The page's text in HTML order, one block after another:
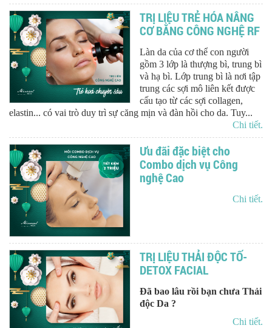
TRỊ LIỆU TRẺ HÓA NÂNG
CƠ BẰNG CÔNG NGHỆ RF
Làn da của cơ thể con người
gồm 3 lớp là thượng bì, trung bì
và hạ bì. Lớp trung bì là nơi tập
trung các sợi mô liên kết được
cấu tạo từ các sợi collagen,
elastin... có vai trò duy trì sự căng mịn và đàn hồi cho da. Tuy...
Chi tiết.
Ưu đãi đặc biệt cho
Combo dịch vụ Công
nghệ Cao
Chi tiết.
TRỊ LIỆU THẢI ĐỘC TỐ-
DETOX FACIAL
Đã bao lâu rồi bạn chưa Thải
độc Da ?
Chi tiết.